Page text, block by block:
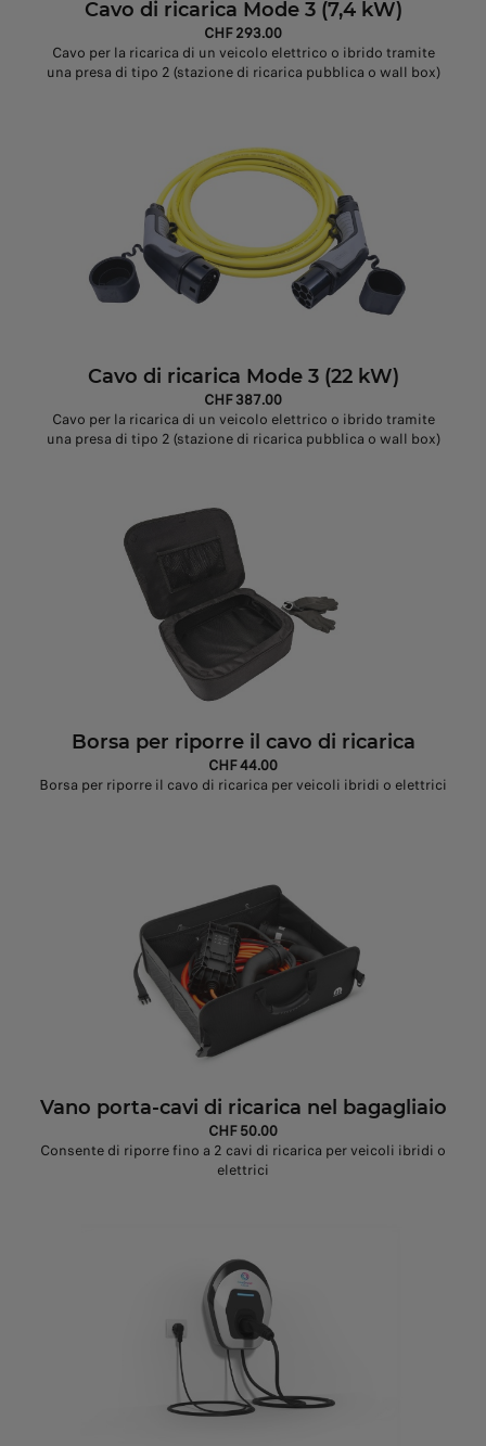
Cavo di ricarica Mode 3 (7,4 kW)
CHF 293.00
Cavo per la ricarica di un veicolo elettrico o ibrido tramite
una presa di tipo 2 (stazione di ricarica pubblica o wall box)
Cavo di ricarica Mode 3 (22 kW)
CHF 387.00
Cavo per la ricarica di un veicolo elettrico o ibrido tramite
una presa di tipo 2 (stazione di ricarica pubblica o wall box)
Borsa per riporre il cavo di ricarica
CHF 44.00
Borsa per riporre il cavo di ricarica per veicoli ibridi o elettrici
Vano porta-cavi di ricarica nel bagagliaio
CHF 50.00
Consente di riporre fino a 2 cavi di ricarica per veicoli ibridi o
elettrici